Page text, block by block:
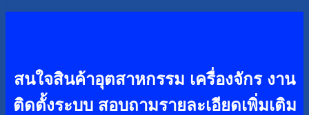
สนใจสินค้าอุตสาหกรรม เครื่องจักร งาน
ติดตั้งระบบ สอบถามรายละเอียดเพิ่มเติม